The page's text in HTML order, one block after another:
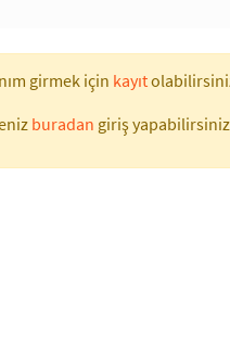
girmek için kayıt
buradan giriş